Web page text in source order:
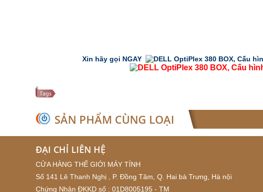
Xin hãy gọi NGAY
SẢN PHẨM CÙNG LOẠI
ĐẠI CHỈ LIÊN HỆ
CỬA HÀNG THẾ GIỚI MÁY TÍNH
Số 141 Lê Thanh Nghị , P. Đồng Tâm, Q. Hai bà Trưng, Hà nội
Chứng Nhận ĐKKD số : 01D8005195 - TM